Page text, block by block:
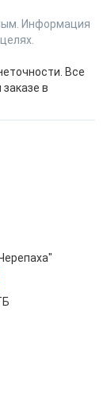
Информация
Все
в